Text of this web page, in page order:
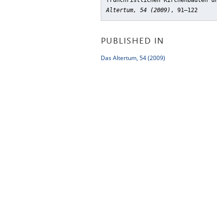
Altertum, 54 (2009) , 91–122
PUBLISHED IN
Das Altertum, 54 (2009)